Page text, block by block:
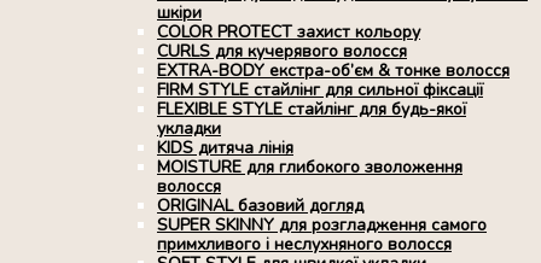
шкіри
COLOR PROTECT захист кольору
CURLS для кучерявого волосся
EXTRA-BODY екстра-об’єм & тонке волосся
FIRM STYLE стайлінг для сильної фіксації
FLEXIBLE STYLE стайлінг для будь-якої
укладки
KIDS дитяча лінія
MOISTURE для глибокого зволоження
волосся
ORIGINAL базовий догляд
SUPER SKINNY для розгладження самого
примхливого і неслухняного волосся